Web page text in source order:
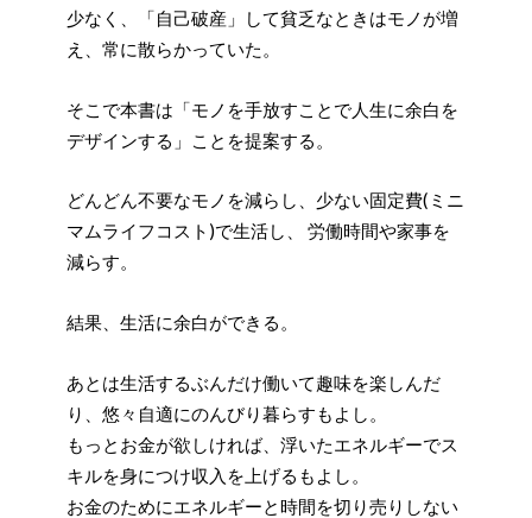
少なく、「自己破産」して貧乏なときはモノが増
え、常に散らかっていた。
そこで本書は「モノを手放すことで人生に余白を
デザインする」ことを提案する。
どんどん不要なモノを減らし、少ない固定費(ミニ
マムライフコスト)で生活し、 労働時間や家事を
減らす。
結果、生活に余白ができる。
あとは生活するぶんだけ働いて趣味を楽しんだ
り、悠々自適にのんびり暮らすもよし。
もっとお金が欲しければ、浮いたエネルギーでス
キルを身につけ収入を上げるもよし。
お金のためにエネルギーと時間を切り売りしない